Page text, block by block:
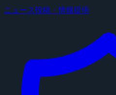
ニュース投稿・情報提供